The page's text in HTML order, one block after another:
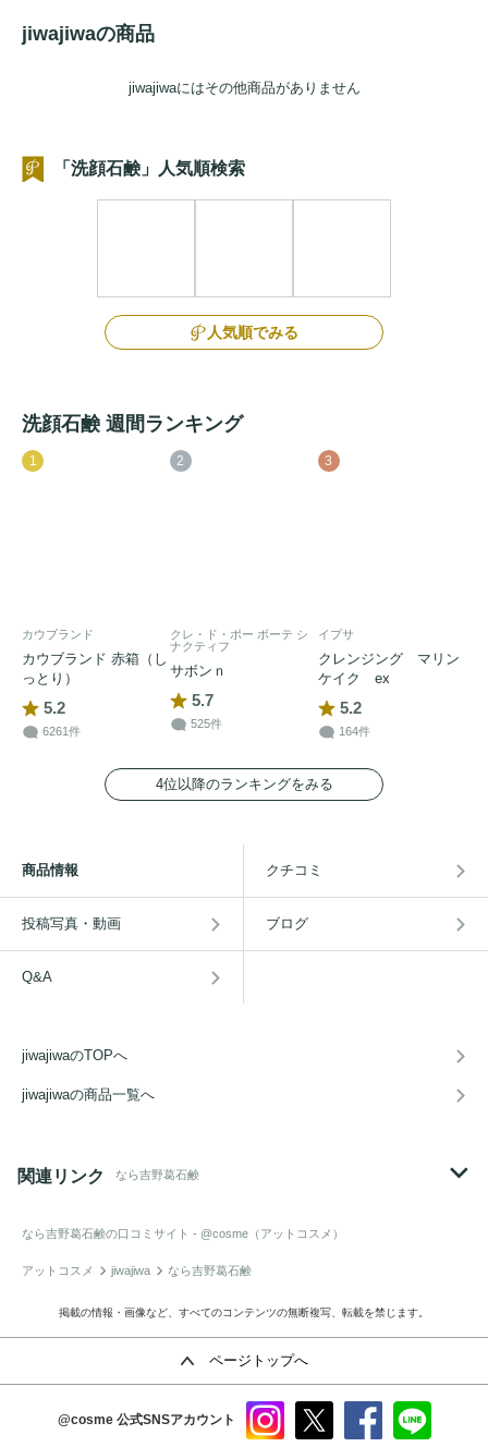
jiwajiwaの商品
jiwajiwaにはその他商品がありません
「洗顔石鹸」人気順検索
人気順でみる
洗顔石鹸 週間ランキング
1
カウブランド
カウブランド 赤箱（し
っとり）
5.2
6261件
2
クレ・ド・ポー ボーテ シ
ナクティフ
サボンｎ
5.7
525件
3
イプサ
クレンジング マリン
ケイク ex
5.2
164件
4位以降のランキングをみる
商品情報 クチコミ
投稿写真・動画 ブログ
Q&A
jiwajiwaのTOPへ
jiwajiwaの商品一覧へ
関連リンク なら吉野葛石鹸
なら吉野葛石鹸の口コミサイト - @cosme（アットコスメ）
アットコスメ jiwajiwa なら吉野葛石鹸
掲載の情報・画像など、すべてのコンテンツの無断複写、転載を禁じます。
ページトップへ
@cosme 公式SNSアカウント